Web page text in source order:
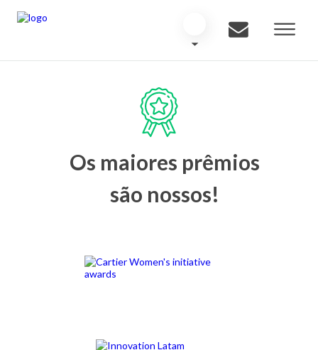
Os maiores prêmios
são nossos!